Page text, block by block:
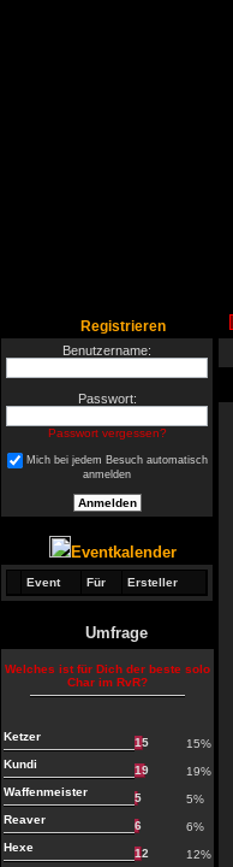
Registrieren
Benutzername:
Passwort:
Passwort vergessen?
Mich bei jedem Besuch automatisch
anmelden
Eventkalender
Event Für Ersteller
Umfrage
Welches ist für Dich der beste solo
Char im RvR?
Ketzer 15
15%
Kundi
19
19%
Waffenmeister
5
5%
Reaver
6
6%
Hexe
12
12%